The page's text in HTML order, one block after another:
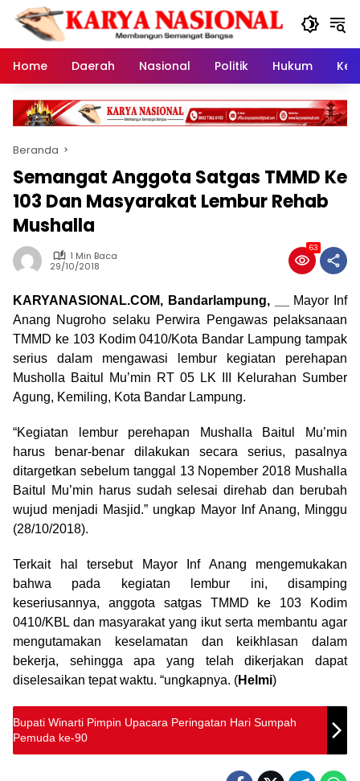
Langsung
konten
Home
Daerah Nasional Politik Hukum
Beranda
Semangat Anggota Satgas TMMD Ke
103 Dan Masyarakat Lembur Rehab
Mushalla
1 Min Baca
29/10/2018
63
KARYANASIONAL.COM, Bandarlampung, __
Mayor Inf
Anang Nugroho selaku Perwira Pengawas pelaksanaan
TMMD ke 103 Kodim 0410/Kota Bandar Lampung tampak
serius dalam mengawasi lembur kegiatan perehapan
Musholla Baitul Mu’min RT 05 LK III Kelurahan Sumber
Agung, Kemiling, Kota Bandar Lampung.
“Kegiatan lembur perehapan Mushalla Baitul Mu’min
harus benar-benar dilakukan secara serius, pasalnya
ditargetkan sebelum tanggal 13 Nopember 2018 Mushalla
Baitul Mu’min harus sudah selesai direhab dan berubah
wujud menjadi Masjid.” ungkap Mayor Inf Anang, Minggu
(28/10/2018).
Terkait hal tersebut Mayor Inf Anang mengemukakan
bahwa pada kegiatan lembur ini, disamping
keseriusannya, anggota satgas TMMD ke 103 Kodim
0410/KBL dan masyarakat yang ikut serta membantu agar
mengutamakan keselamatan dan keikhlasan dalam
bekerja, sehingga apa yang telah dikerjakan dapat
diselesaikan tepat waktu. “ungkapnya. (Helmi)
Bupati Winarti Pimpin Upacara Peringatan Hari Sumpah
Pemuda ke-90